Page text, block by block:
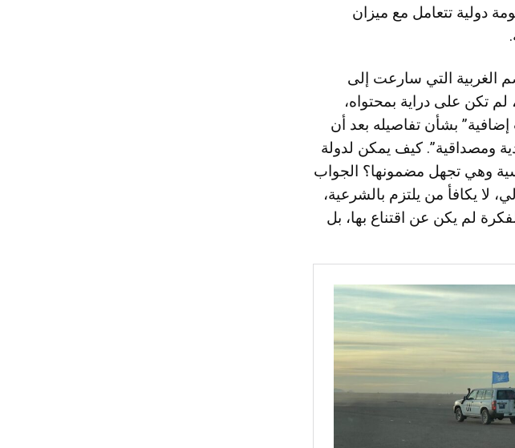
دولية تتعامل مع ميزان
الغربية التي سارعت إلى
لم تكن على دراية بمحتواه،
بشأن تفاصيله بعد أن
ومصداقية”. كيف يمكن لدولة
وهي تجهل مضمونها؟ الجواب
لا يكافأ من يلتزم بالشرعية،
لم يكن عن اقتناع بها، بل